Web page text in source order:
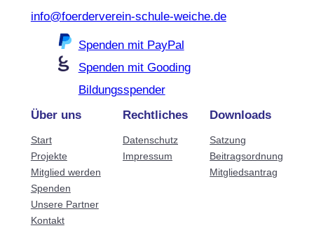
info@foerderverein-schule-weiche.de
Spenden mit PayPal
Spenden mit Gooding
Bildungsspender
Über uns
Start
Projekte
Mitglied werden
Spenden
Unsere Partner
Kontakt
Rechtliches
Datenschutz
Impressum
Downloads
Satzung
Beitragsordnung
Mitgliedsantrag